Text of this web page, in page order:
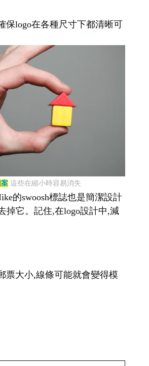
保logo在各種尺寸下都清晰可
這些在縮小時容易消失
的swoosh標誌也是簡潔設計
掉它。記住,在logo設計中,減
票大小,線條可能就會變得模